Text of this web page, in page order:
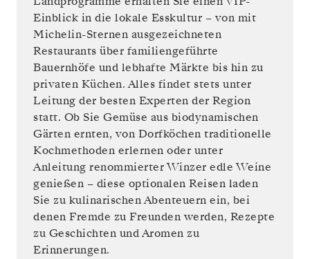
Einblick in die lokale Esskultur – von mit
Michelin-Sternen ausgezeichneten
Restaurants über familiengeführte
Bauernhöfe und lebhafte Märkte bis hin zu
privaten Küchen. Alles findet stets unter
Leitung der besten Experten der Region
statt. Ob Sie Gemüse aus biodynamischen
Gärten ernten, von Dorfköchen traditionelle
Kochmethoden erlernen oder unter
Anleitung renommierter Winzer edle Weine
genießen – diese optionalen Reisen laden
Sie zu kulinarischen Abenteuern ein, bei
denen Fremde zu Freunden werden, Rezepte
zu Geschichten und Aromen zu
Erinnerungen.